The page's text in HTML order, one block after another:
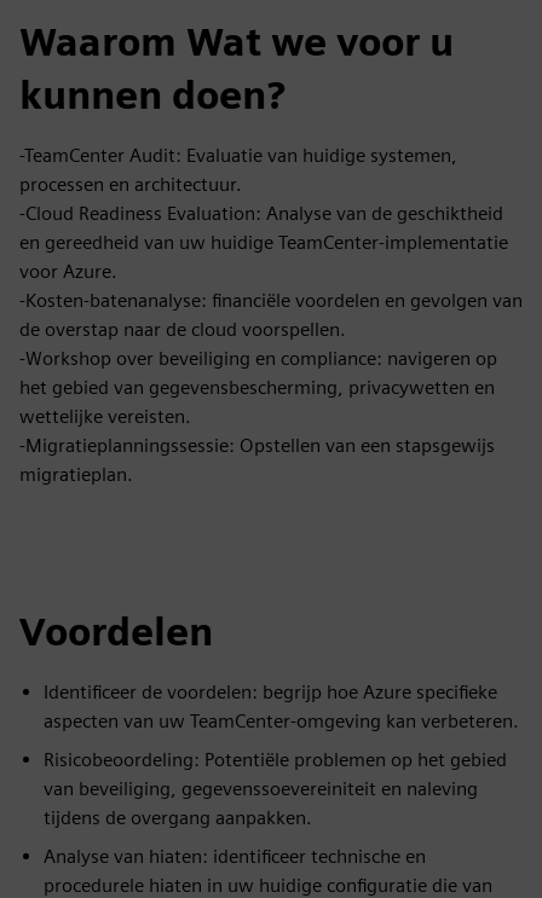
Waarom Wat we voor u
kunnen doen?
-TeamCenter Audit: Evaluatie van huidige systemen,
processen en architectuur.
-Cloud Readiness Evaluation: Analyse van de geschiktheid
en gereedheid van uw huidige TeamCenter-implementatie
voor Azure.
-Kosten-batenanalyse: financiële voordelen en gevolgen van
de overstap naar de cloud voorspellen.
-Workshop over beveiliging en compliance: navigeren op
het gebied van gegevensbescherming, privacywetten en
wettelijke vereisten.
-Migratieplanningssessie: Opstellen van een stapsgewijs
migratieplan.
Voordelen
Identificeer de voordelen: begrijp hoe Azure specifieke
aspecten van uw TeamCenter-omgeving kan verbeteren.
Risicobeoordeling: Potentiële problemen op het gebied
van beveiliging, gegevenssoevereiniteit en naleving
tijdens de overgang aanpakken.
Analyse van hiaten: identificeer technische en
procedurele hiaten in uw huidige configuratie die van